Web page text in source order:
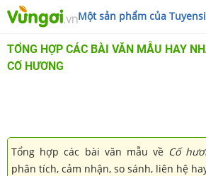
Một sản phẩm của
TỔNG HỢP CÁC BÀI VĂN MẪU HAY
CỐ HƯƠNG
Tổng hợp các bài văn mẫu về Cố
phân tích, cảm nhận, so sánh, liên hệ